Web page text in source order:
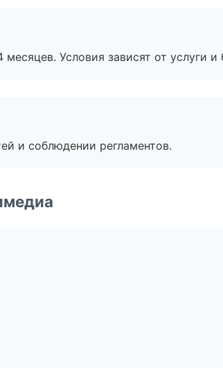
Условия зависят от услуги и
и соблюдении регламентов.